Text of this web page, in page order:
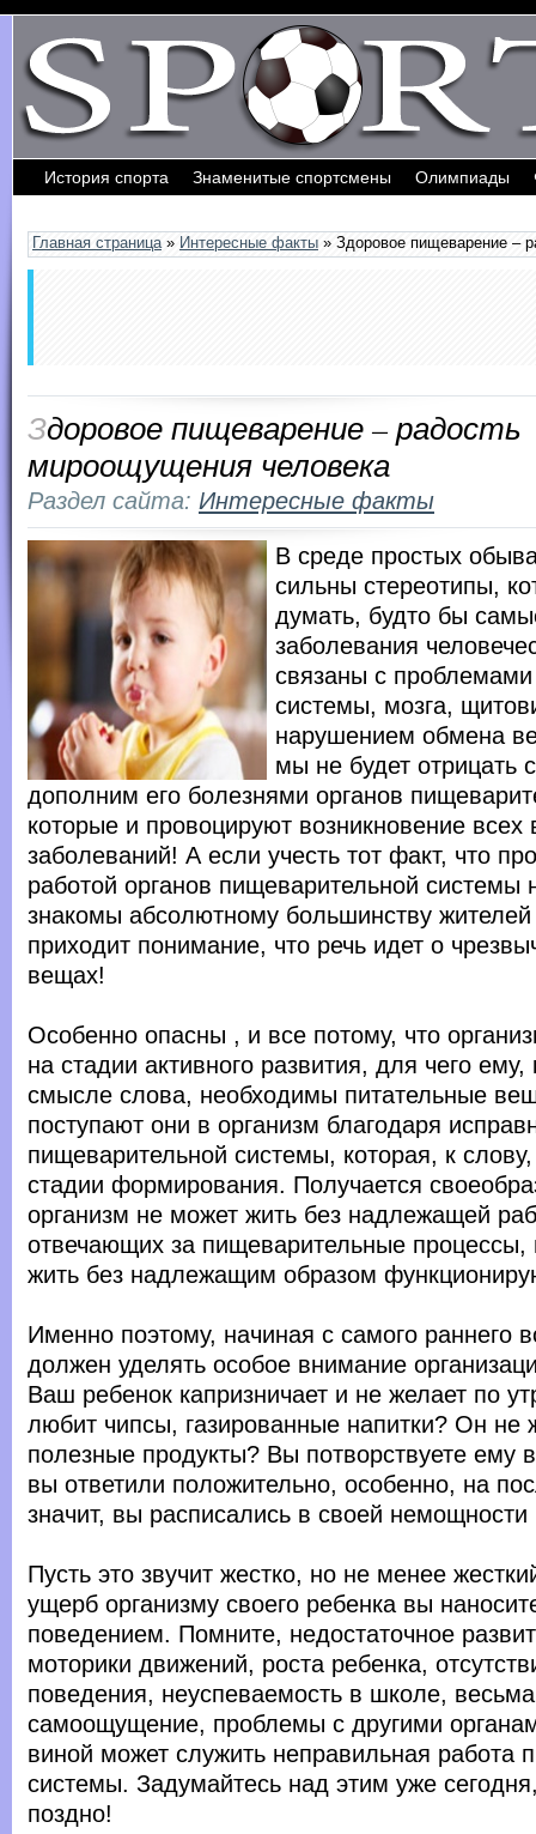
История спорта Знаменитые спортсмены Олимпиады
Главная страница» Интересные факты » Здоровое пищеварение –
Здоровое пищеварение – радость
мироощущения человека
Раздел сайта: Интересные факты
В среде простых
сильны стереотипы,
думать, будто бы
заболевания
связаны с проблемами
системы, мозга,
нарушением обмена
мы не будет отрицать
дополним его болезнями органов
которые и провоцируют возникновение
заболеваний! А если учесть тот факт, что
работой органов пищеварительной системы
знакомы абсолютному большинству
приходит понимание, что речь идет о
вещах!
Особенно опасны , и все потому, что
на стадии активного развития, для чего
смысле слова, необходимы питательные
поступают они в организм благодаря
пищеварительной системы, которая, к
стадии формирования. Получается
организм не может жить без надлежащей
отвечающих за пищеварительные процессы,
жить без надлежащим образом
Именно поэтому, начиная с самого раннего
должен уделять особое внимание
Ваш ребенок капризничает и не желает по
любит чипсы, газированные напитки? Он не
полезные продукты? Вы потворствуете ему
вы ответили положительно, особенно, на
значит, вы расписались в своей немощности
Пусть это звучит жестко, но не менее
ущерб организму своего ребенка вы
поведением. Помните, недостаточное
моторики движений, роста ребенка,
поведения, неуспеваемость в школе,
самоощущение, проблемы с другими
виной может служить неправильная работа
системы. Задумайтесь над этим уже
поздно!